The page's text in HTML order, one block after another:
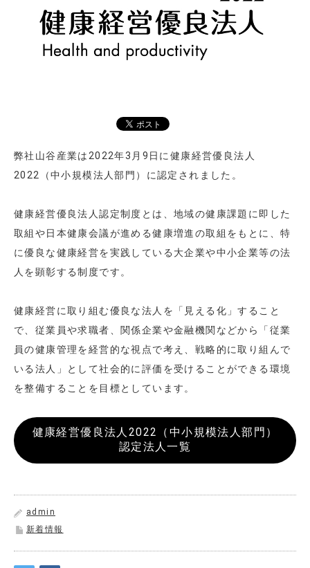
弊社山谷産業は2022年3月9日に健康経営優良法人
2022（中小規模法人部門）に認定されました。
健康経営優良法人認定制度とは、地域の健康課題に即した
取組や日本健康会議が進める健康増進の取組をもとに、特
に優良な健康経営を実践している大企業や中小企業等の法
人を顕彰する制度です。
健康経営に取り組む優良な法人を「見える化」すること
で、従業員や求職者、関係企業や金融機関などから「従業
員の健康管理を経営的な視点で考え、戦略的に取り組んで
いる法人」として社会的に評価を受けることができる環境
を整備することを目標としています。
健康経営優良法人2022（中小規模法人部門）
認定法人一覧
admin
新着情報